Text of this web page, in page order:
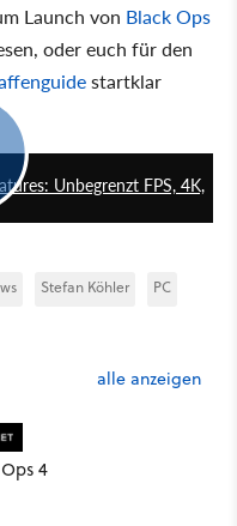
Launch von Black Ops
oder euch für den
startklar
Unbegrenzt FPS, 4K,
Stefan Köhler PC
alle anzeigen
4